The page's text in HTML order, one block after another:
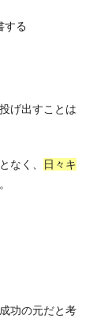
する
げ出すことは
なく、
日々キ
功の元だと考